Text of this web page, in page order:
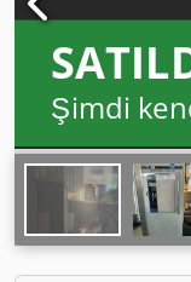
Şimdi